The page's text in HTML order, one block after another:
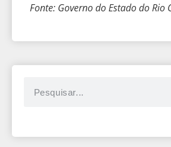
Fonte: Governo do Estado do Rio